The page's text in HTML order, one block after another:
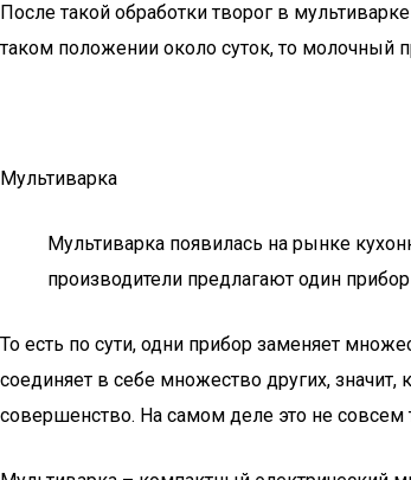
После такой обработки творог в
таком положении около суток, то молочный
Мультиварка
Мультиварка появилась на рынке
производители предлагают один
То есть по сути, одни прибор заменяет
соединяет в себе множество других,
совершенство. На самом деле это не совсем